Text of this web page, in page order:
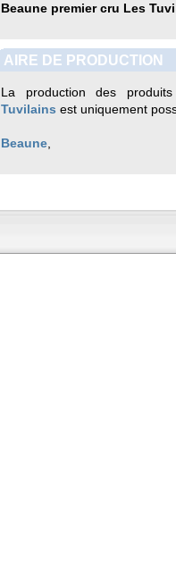
Beaune premier cru Les
AIRE DE PRODUCTION
La production des
Tuvilains est uniquement
Beaune